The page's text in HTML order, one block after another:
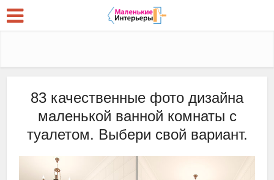
83 качественные фото дизайна
маленькой ванной комнаты с
туалетом. Выбери свой вариант.